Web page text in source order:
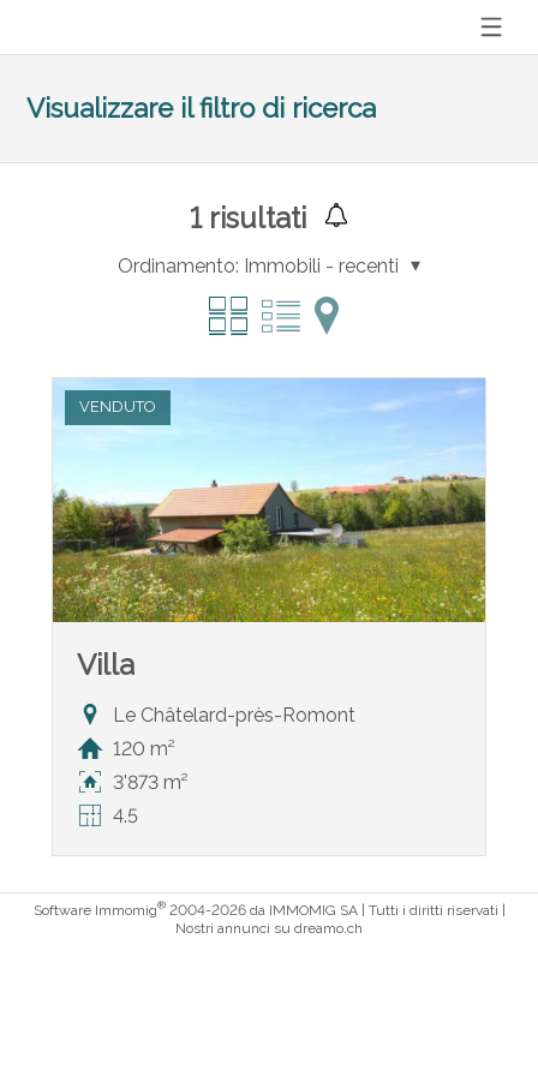
Visualizzare il filtro di ricerca
1risultati
Ordinamento: Immobili - recenti
VENDUTO
Villa
Le Châtelard-près-Romont
120 m²
3'873 m²
4.5
Software Immomig®2004-2026 da IMMOMIG SA | Tutti i diritti riservati |
Nostri annunci su dreamo.ch